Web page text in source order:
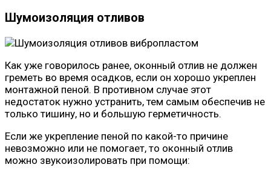
Шумоизоляция отливов
Как уже говорилось ранее, оконный отлив не должен
греметь во время осадков, если он хорошо укреплен
монтажной пеной. В противном случае этот
недостаток нужно устранить, тем самым обеспечив не
только тишину, но и большую герметичность.
Если же укрепление пеной по какой-то причине
невозможно или не помогает, то оконный отлив
можно звукоизолировать при помощи: